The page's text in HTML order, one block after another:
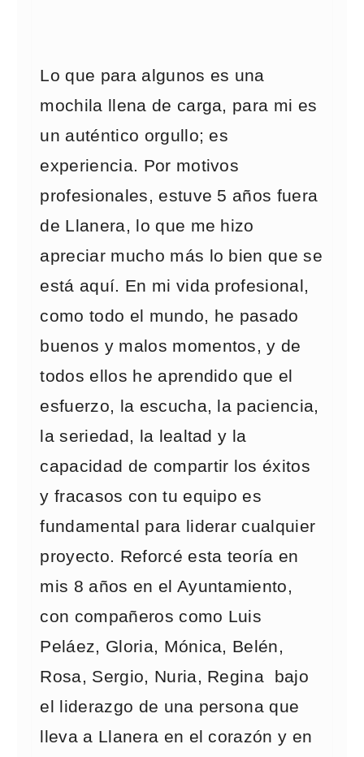
Lo que para algunos es una
mochila llena de carga, para mi es
un auténtico orgullo; es
experiencia. Por motivos
profesionales, estuve 5 años fuera
de Llanera, lo que me hizo
apreciar mucho más lo bien que se
está aquí. En mi vida profesional,
como todo el mundo, he pasado
buenos y malos momentos, y de
todos ellos he aprendido que el
esfuerzo, la escucha, la paciencia,
la seriedad, la lealtad y la
capacidad de compartir los éxitos
y fracasos con tu equipo es
fundamental para liderar cualquier
proyecto. Reforcé esta teoría en
mis 8 años en el Ayuntamiento,
con compañeros como Luis
Peláez, Gloria, Mónica, Belén,
Rosa, Sergio, Nuria, Regina bajo
el liderazgo de una persona que
lleva a Llanera en el corazón y en